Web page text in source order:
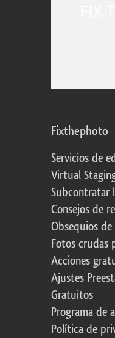
Fixthephoto
Servicios de
Virtual
Subcontratar
Consejos de
Obsequios
Fotos crudas
Acciones
Ajustes
Gratuitos
Programa de
Política de